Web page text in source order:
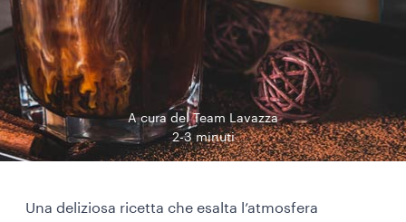
A cura del Team Lavazza
2-3 minuti
Una deliziosa ricetta che esalta l’atmosfera